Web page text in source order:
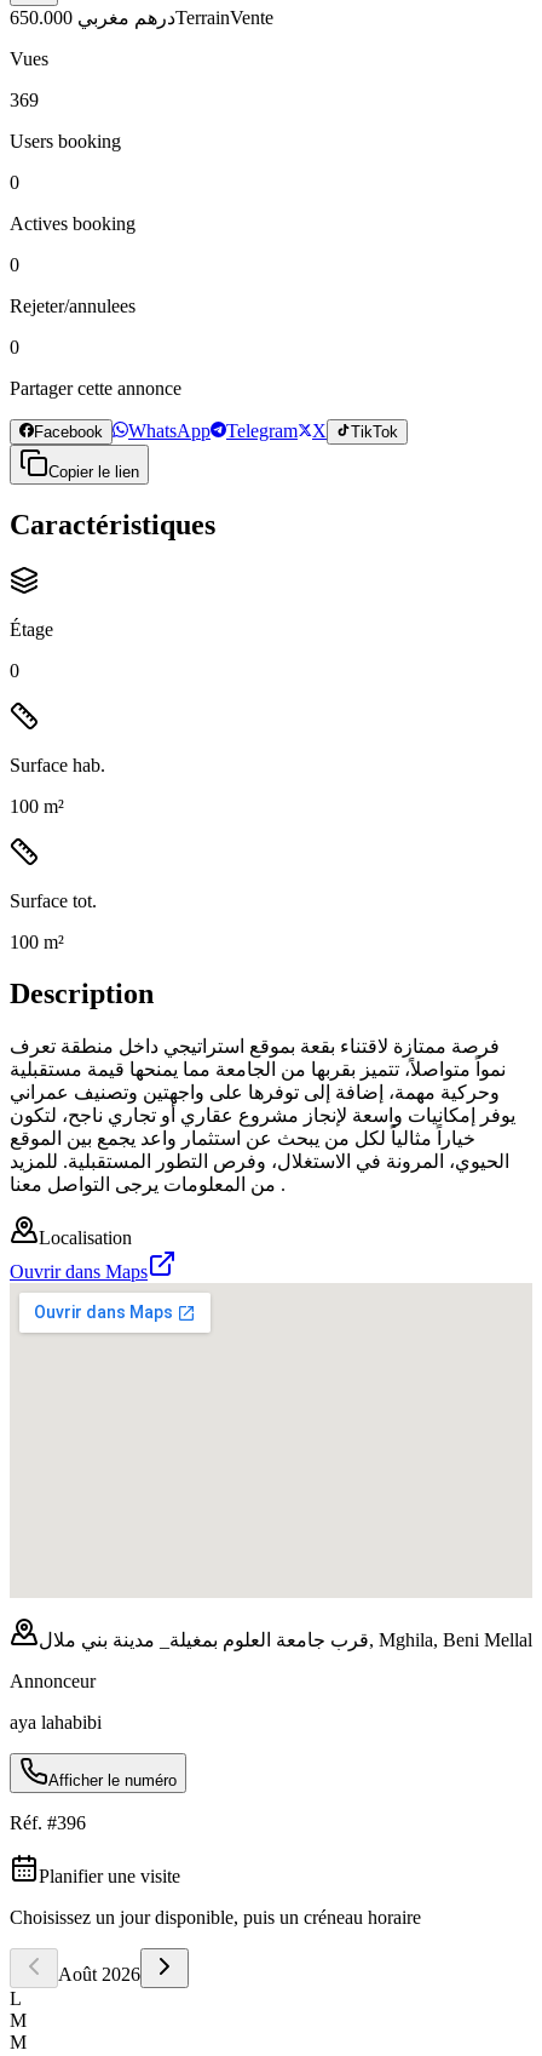
650.000 درهم مغربيTerrainVente
Vues
369
Users booking
0
Actives booking
0
Rejeter/annulees
0
Partager cette annonce
Facebook WhatsApp Telegram X TikTok
Copier le lien
Caractéristiques
Étage
0
Surface hab.
100 m²
Surface tot.
100 m²
Description
فرصة ممتازة لاقتناء بقعة بموقع استراتيجي داخل منطقة تعرف
نمواً متواصلاً، تتميز بقربها من الجامعة مما يمنحها قيمة مستقبلية
وحركية مهمة، إضافة إلى توفرها على واجهتين وتصنيف عمراني
يوفر إمكانيات واسعة لإنجاز مشروع عقاري أو تجاري ناجح، لتكون
خياراً مثالياً لكل من يبحث عن استثمار واعد يجمع بين الموقع
الحيوي، المرونة في الاستغلال، وفرص التطور المستقبلية. للمزيد
من المعلومات يرجى التواصل معنا .
Localisation
Ouvrir dans Maps
قرب جامعة العلوم بمغيلة_ مدينة بني ملال, Mghila, Beni Mellal
Annonceur
aya lahabibi
Afficher le numéro
Réf. #396
Planifier une visite
Choisissez un jour disponible, puis un créneau horaire
Août 2026
L
M
M